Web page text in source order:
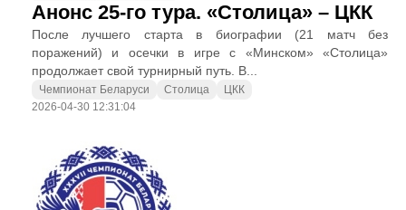
Анонс 25-го тура. «Столица» – ЦКК
После лучшего старта в биографии (21 матч без
поражений) и осечки в игре с «Минском» «Столица»
продолжает свой турнирный путь. В...
Чемпионат Беларуси Столица
ЦКК
2026-04-30 12:31:04